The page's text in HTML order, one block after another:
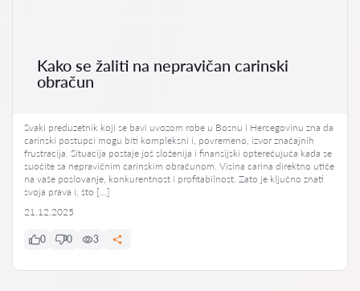
Kako se žaliti na nepravičan carinski
obračun
Svaki preduzetnik koji se bavi uvozom robe u Bosnu i Hercegovinu zna da
carinski postupci mogu biti kompleksni i, povremeno, izvor značajnih
frustracija. Situacija postaje još složenija i finansijski opterećujuća kada se
suočite sa nepravičnim carinskim obračunom. Visina carina direktno utiče
na vaše poslovanje, konkurentnost i profitabilnost. Zato je ključno znati
svoja prava i, što […]
21.12.2025
0 0 3